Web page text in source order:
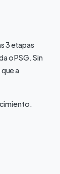
3 etapas
o PSG. Sin
a